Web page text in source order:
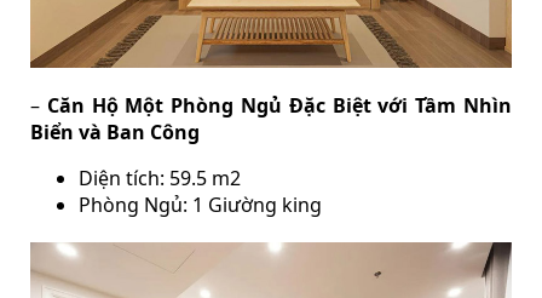
– Căn Hộ Một Phòng Ngủ Đặc Biệt với Tầm Nhìn
Biển và Ban Công
Diện tích: 59.5 m2
Phòng Ngủ: 1 Giường king